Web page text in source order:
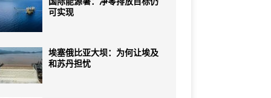
可实现
埃塞俄比亚大坝：为何让埃及
和苏丹担忧